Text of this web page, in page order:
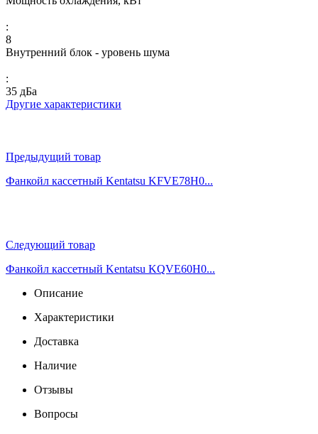
:
8
Внутренний блок - уровень шума
:
35 дБа
Другие характеристики
Предыдущий товар
Фанкойл кассетный Kentatsu KFVE78H0...
Следующий товар
Фанкойл кассетный Kentatsu KQVE60H0...
Описание
Характеристики
Доставка
Наличие
Отзывы
Вопросы